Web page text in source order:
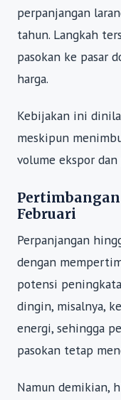
perpanjangan
tahun. Langkah
pasokan ke pasar
harga.
Kebijakan ini
meskipun
volume ekspor
Februari
Perpanjangan
dengan
potensi
dingin, misalnya,
energi, sehingga
pasokan tetap
Namun demikian,